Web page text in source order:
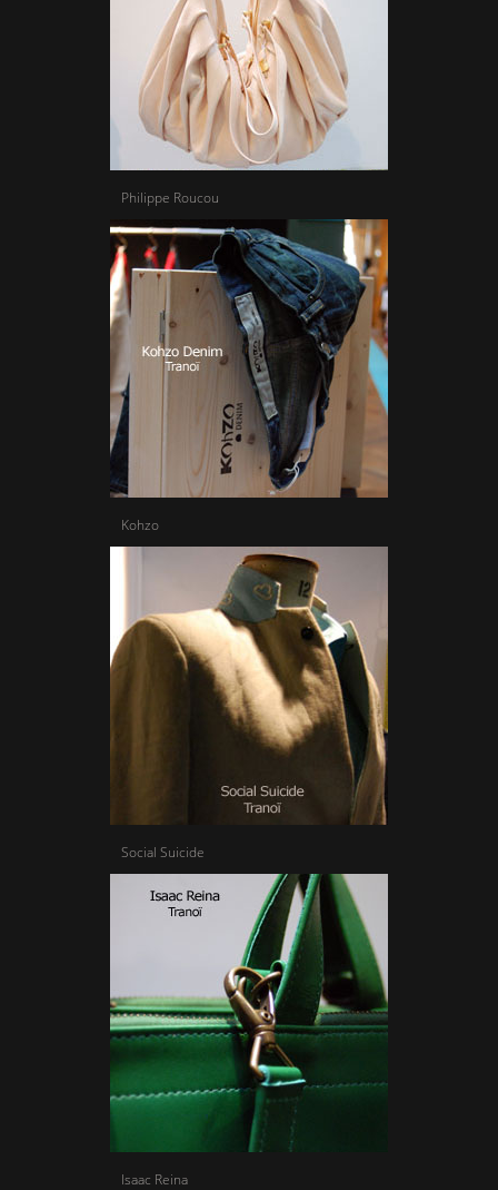
Philippe Roucou
Kohzo
Social Suicide
Isaac Reina